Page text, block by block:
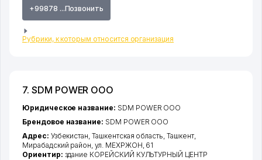
+99878 ...Позвонить
Рубрики, к которым относится организация
7. SDM POWER ООО
Юридическое название: SDM POWER ООО
Брендовое название: SDM POWER ООО
Адрес: Узбекистан,Ташкентская область,Ташкент,
Мирабадский район,ул. МЕХРЖОН, 61
Ориентир: здание КОРЕЙСКИЙ КУЛЬТУРНЫЙ ЦЕНТР